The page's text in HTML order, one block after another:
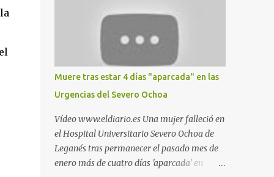
indica esta información recopilada por los
propios practicantes. 'Ante la crisis, disfrute' ,
señalan. "Cruising: Parquesur: para ligar
baños junto a Burger King o H&M. Y si has
pillado pareja ocacional, parking
subterráneo de Leroy Merlin. Otro espacio
para el 'cruising' es enfrente al tanatorio
(junto al estadio municipal de Butarque) y
caminos entre el estadio y Plaza Nueva. Otro
lugar: Escombrera de Polvoranca, entre
Leganés y Móstoles También en el parque de
Muere tras estar 4 días "aparcada" en las
Urgencias del Severo Ochoa
Vídeo www.eldiario.es Una mujer falleció en
el Hospital Universitario Severo Ochoa de
Leganés tras permanecer el pasado mes de
enero más de cuatro días 'aparcada' en